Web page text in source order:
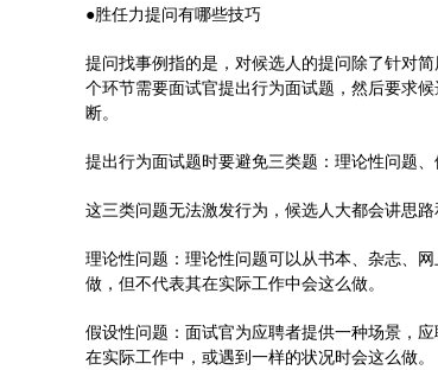
●胜任力提问有哪些技巧
提问找事例指的是，对候选人的提问除了针对
个环节需要面试官提出行为面试题，然后要求
断。
提出行为面试题时要避免三类题：理论性问题、
这三类问题无法激发行为，候选人大都会讲思
理论性问题：理论性问题可以从书本、杂志、
做，但不代表其在实际工作中会这么做。
假设性问题：面试官为应聘者提供一种场景，
在实际工作中，或遇到一样的状况时会这么做。